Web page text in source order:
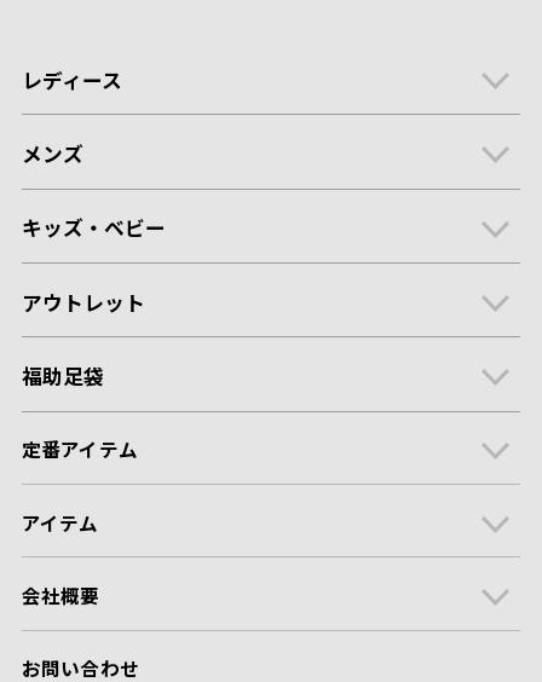
レディース
メンズ
キッズ・ベビー
アウトレット
福助足袋
定番アイテム
アイテム
会社概要
お問い合わせ